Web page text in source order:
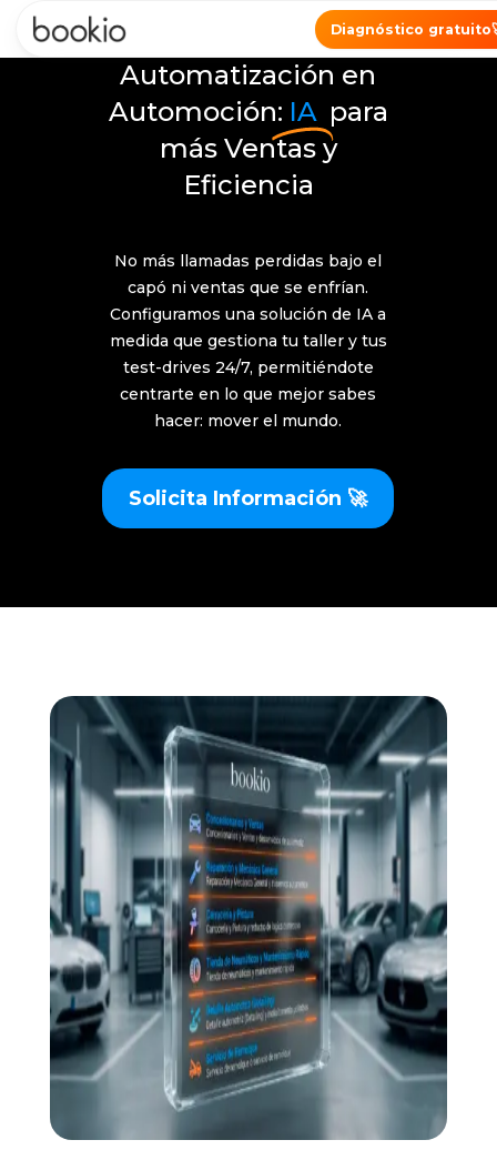
Diagnóstico gratuito
Automatización en
Automoción: IA para
más Ventas y
Eficiencia
No más llamadas perdidas bajo el
capó ni ventas que se enfrían.
Configuramos una solución de IA a
medida que gestiona tu taller y tus
test-drives 24/7, permitiéndote
centrarte en lo que mejor sabes
hacer: mover el mundo.
Solicita Información 🚀